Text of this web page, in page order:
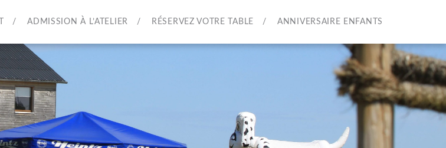
ADMISSION À L’ATELIER RÉSERVEZ VOTRE TABLE ANNIVERSAIRE ENFANTS